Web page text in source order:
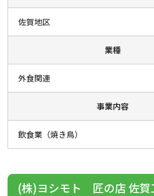
佐賀地区
業種
外食関連
事業内容
飲食業（焼き鳥）
(株)ヨシモト 匠の店 佐